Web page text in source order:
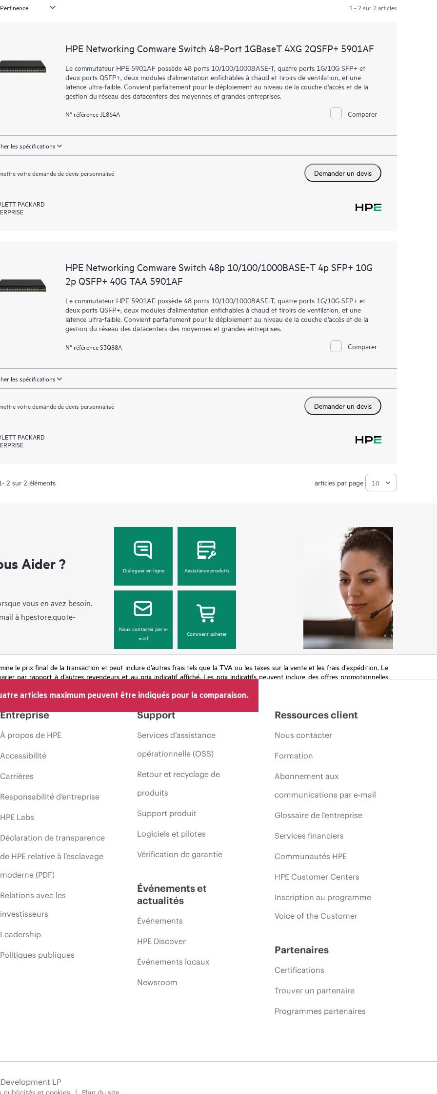
1 - 2 sur 2 articles
HPE Networking Comware Switch 48‑Port 1GBaseT 4XG 2QSFP+ 5901AF
Le commutateur HPE 5901AF possède 48 ports 10/100/1000BASE-T, quatre ports 1G/10G SFP+ et
deux ports QSFP+, deux modules d'alimentation enfichables à chaud et tiroirs de ventilation, et une
latence ultra-faible. Convient parfaitement pour le déploiement au niveau de la couche d'accès et de la
gestion du réseau des datacenters des moyennes et grandes entreprises.
N° référence JL864A Comparer
les spécifications
votre demande de devis personnalisé Demander un devis
PACKARD
HPE Networking Comware Switch 48p 10/100/1000BASE‑T 4p SFP+ 10G
2p QSFP+ 40G TAA 5901AF
Le commutateur HPE 5901AF possède 48 ports 10/100/1000BASE-T, quatre ports 1G/10G SFP+ et
deux ports QSFP+, deux modules d'alimentation enfichables à chaud et tiroirs de ventilation, et une
latence ultra-faible. Convient parfaitement pour le déploiement au niveau de la couche d'accès et de la
gestion du réseau des datacenters des moyennes et grandes entreprises.
N° référence S3Q88A Comparer
les spécifications
votre demande de devis personnalisé Demander un devis
PACKARD
2 sur 2 éléments articles par page
Aider ?
vous en avez besoin.
à hpestore.quote-
Dialoguer en ligne Assistance produits
Nous contacter par e-
mail
Comment acheter
le prix final de la transaction et peut inclure d’autres frais tels que la TVA ou les taxes sur la vente et les frais d’expédition. Le
par rapport à d’autres revendeurs et au prix indicatif affiché. Les prix indicatifs peuvent inclure des offres promotionnelles
période de promotion et des erreurs dans les publicités.
articles maximum peuvent être indiqués pour la comparaison.
Entreprise
À propos de HPE
Accessibilité
Carrières
Responsabilité d’entreprise
HPE Labs
Déclaration de transparence
de HPE relative à l’esclavage
moderne (PDF)
Relations avec les
investisseurs
Leadership
Politiques publiques
Support
Services d’assistance
opérationnelle (OSS)
Retour et recyclage de
produits
Support produit
Logiciels et pilotes
Vérification de garantie
Événements et
actualités
Événements
HPE Discover
Événements locaux
Newsroom
Ressources client
Nous contacter
Formation
Abonnement aux
communications par e-mail
Glossaire de l’entreprise
Services financiers
Communautés HPE
HPE Customer Centers
Inscription au programme
Voice of the Customer
Partenaires
Certifications
Trouver un partenaire
Programmes partenaires
LP